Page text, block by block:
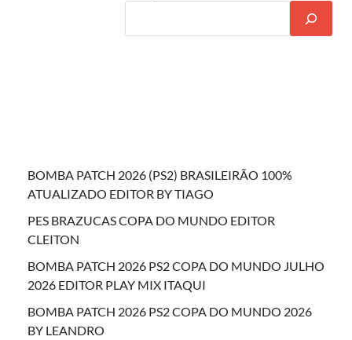
BOMBA PATCH 2026 (PS2) BRASILEIRÃO 100%
ATUALIZADO EDITOR BY TIAGO
PES BRAZUCAS COPA DO MUNDO EDITOR
CLEITON
BOMBA PATCH 2026 PS2 COPA DO MUNDO JULHO
2026 EDITOR PLAY MIX ITAQUI
BOMBA PATCH 2026 PS2 COPA DO MUNDO 2026
BY LEANDRO